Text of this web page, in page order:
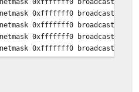
0xfffffff0 broadcast
0xfffffff0 broadcast
0xfffffff0 broadcast
0xfffffff0 broadcast